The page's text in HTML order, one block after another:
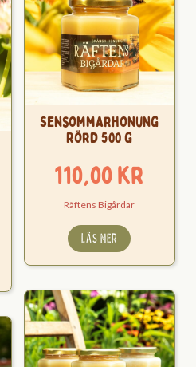
Sensommarhonung
Rörd 500 g
110,00kr
Räftens Bigårdar
LÄS MER